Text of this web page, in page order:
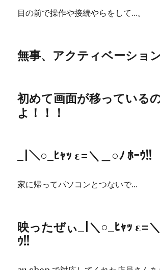
目の前で操作や接続やらをして…。
無事、アクティベーショ
初めて画面が移っている
よ！！！
_|＼○_ﾋｬｯ ε=＼＿○ﾉ ﾎｰｳ!!
家に帰ってパソコンとつないで…
映ったぜぃ_|＼○_ﾋｬｯ ε=
ｳ!!